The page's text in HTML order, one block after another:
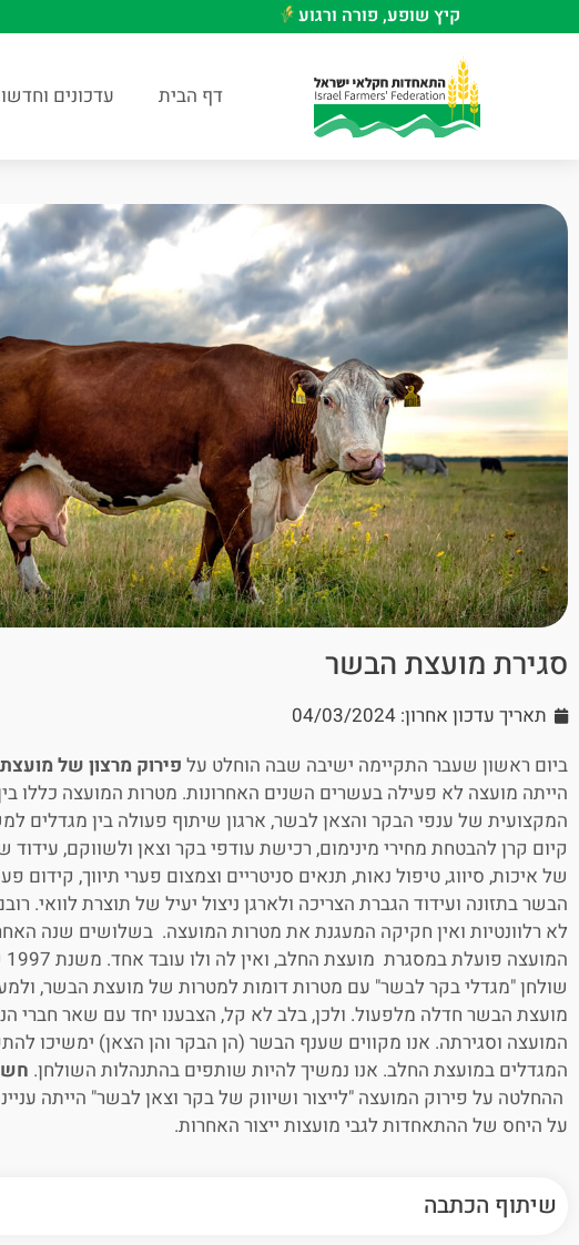
קיץ שופע, פורה ורגוע
דף הבית עדכונים
סגירת מועצת הבשר
תאריך עדכון אחרון: 04/03/2024
ביום ראשון שעבר התקיימה ישיבה שבה הוחלט עלפירוק מרצון של
הייתה מועצה לא פעילה בעשרים השנים האחרונות. מטרות המועצה כללו
המקצועית של ענפי הבקר והצאן לבשר, ארגון שיתוף פעולה בין מגדלים
קיום קרן להבטחת מחירי מינימום, רכישת עודפי בקר וצאן ולשווקם,
של איכות, סיווג, טיפול נאות, תנאים סניטריים וצמצום פערי תיווך, קידום
הבשר בתזונה ועידוד הגברת הצריכה ולארגן ניצול יעיל של תוצרת לוואי.
שולחן "מגדלי בקר לבשר" עם מטרות דומות למטרות של מועצת הבשר,
מועצת הבשר חדלה מלפעול. ולכן, בלב לא קל, הצבענו יחד עם שאר חברי
המועצה וסגירתה. אנו מקווים שענף הבשר (הן הבקר והן הצאן) ימשיכו
המגדלים במועצת החלב. אנו נמשיך להיות שותפים בהתנהלות השולחן.
ההחלטה על פירוק המועצה "לייצור ושיווק של בקר וצאן לבשר" הייתה
על היחס של ההתאחדות לגבי מועצות ייצור האחרות.
שיתוף הכתבה